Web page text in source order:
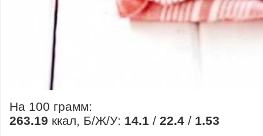
На 100 грамм:
263.19 ккал, Б/Ж/У: 14.1 / 22.4 / 1.53